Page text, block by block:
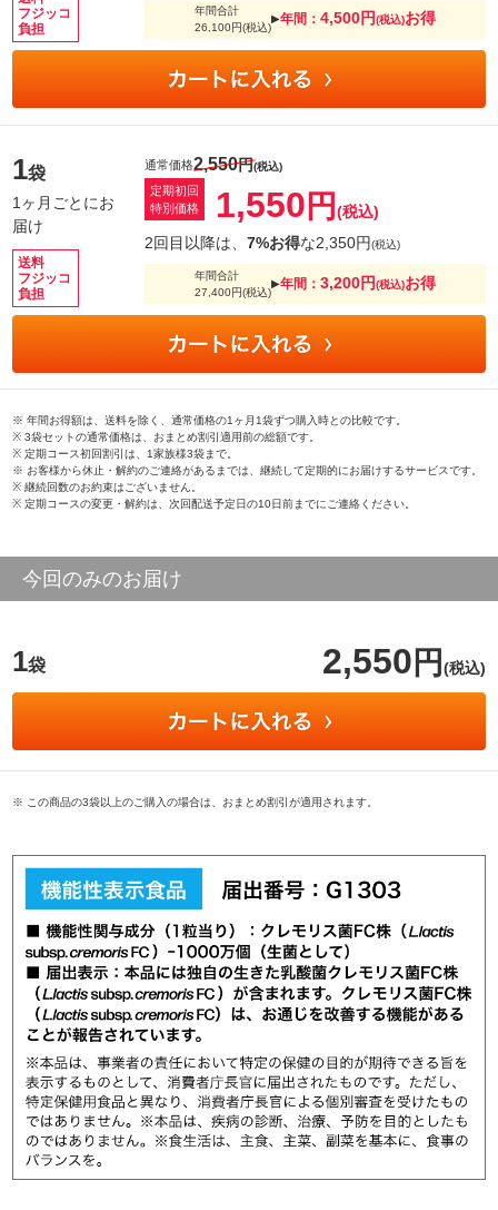
フジッコ
負担
年間合計
26,100円(税込)
▶︎年間：4,500円(税込)お得
1袋
1ヶ月ごとにお
届け
送料
フジッコ
負担
通常価格2,550円(税込)
定期初回
特別価格
1,550 円(税込)
2回目以降は、7%お得な2,350円(税込)
年間合計
27,400円(税込)
▶︎年間：3,200円(税込)お得
※ 年間お得額は、送料を除く、通常価格の1ヶ月1袋ずつ購入時との比較です。
※ 3袋セットの通常価格は、おまとめ割引適用前の総額です。
※ 定期コース初回割引は、1家族様3袋まで。
※ お客様から休止・解約のご連絡があるまでは、継続して定期的にお届けするサービスです。
※ 継続回数のお約束はございません。
※ 定期コースの変更・解約は、次回配送予定日の10日前までにご連絡ください。
今回のみのお届け
1袋 2,550 円 (税込)
※ この商品の3袋以上のご購入の場合は、おまとめ割引が適用されます。